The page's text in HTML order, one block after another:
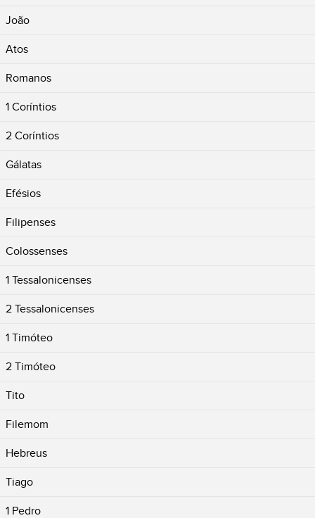
João
Atos
Romanos
1 Coríntios
2 Coríntios
Gálatas
Efésios
Filipenses
Colossenses
1 Tessalonicenses
2 Tessalonicenses
1 Timóteo
2 Timóteo
Tito
Filemom
Hebreus
Tiago
1 Pedro